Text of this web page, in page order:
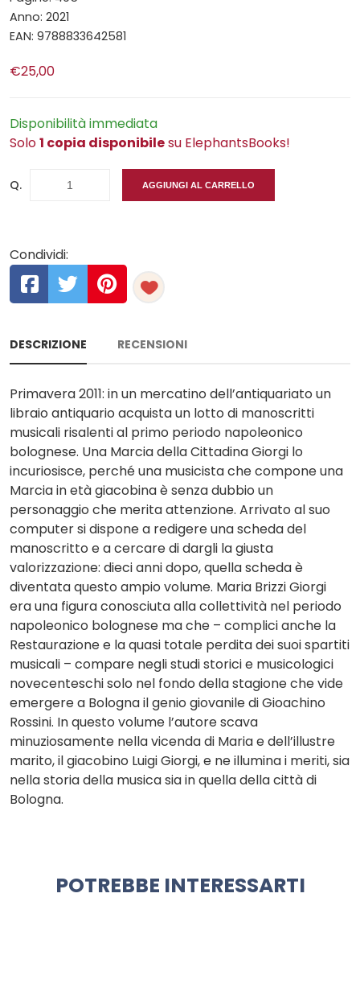
Anno: 2021
EAN: 9788833642581
€25,00
Disponibilità immediata
Solo1 copia disponibilesu ElephantsBooks!
Q. AGGIUNGI AL CARRELLO
Condividi:
DESCRIZIONE RECENSIONI
Primavera 2011: in un mercatino dell’antiquariato un
libraio antiquario acquista un lotto di manoscritti
musicali risalenti al primo periodo napoleonico
bolognese. Una Marcia della Cittadina Giorgi lo
incuriosisce, perché una musicista che compone una
Marcia in età giacobina è senza dubbio un
personaggio che merita attenzione. Arrivato al suo
computer si dispone a redigere una scheda del
manoscritto e a cerca­re di dargli la giusta
valorizzazione: dieci anni dopo, quella scheda è
diventata questo ampio volume. Maria Brizzi Giorgi
era una figura conosciuta alla collettività nel periodo
napoleonico bolognese ma che – complici anche la
Restaurazione e la quasi totale perdita dei suoi spartiti
musicali – compare negli studi storici e mu­sicologici
novecenteschi solo nel fondo della stagione che vide
emergere a Bologna il genio giovanile di Gioachino
Rossini. In questo volume l’autore scava
minuziosamente nella vicenda di Maria e dell’illustre
marito, il giacobino Luigi Giorgi, e ne illumina i meriti, sia
nella storia della musica sia in quella della città di
Bologna.
POTREBBE INTERESSARTI